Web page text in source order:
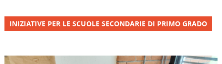
INIZIATIVE PER LE SCUOLE SECONDARIE DI PRIMO GRADO